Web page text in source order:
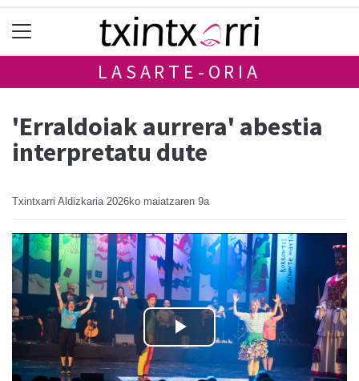
LASARTE-ORIA
'Erraldoiak aurrera' abestia
interpretatu dute
Txintxarri Aldizkaria 2026ko maiatzaren 9a